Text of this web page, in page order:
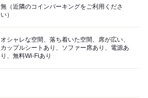
無（近隣のコインパーキングをご利用くださ
い）
オシャレな空間、落ち着いた空間、席が広い、
カップルシートあり、ソファー席あり、電源あ
り、無料Wi-Fiあり